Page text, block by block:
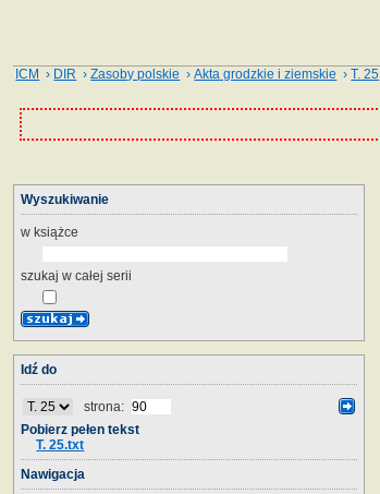
ICM › DIR ›Zasoby polskie ›Akta grodzkie i ziemskie ›T. 25
Wyszukiwanie
w książce
szukaj w całej serii
Idź do
strona:
Pobierz pełen tekst
T. 25.txt
Nawigacja